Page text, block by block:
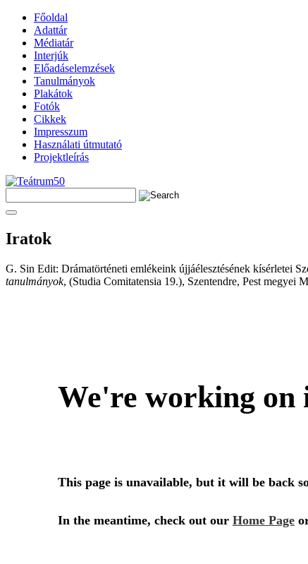
Főoldal
Adattár
Médiatár
Interjúk
Előadáselemzések
Tanulmányok
Plakátok
Fotók
Cikkek
Impresszum
Használati útmutató
Projektleírás
Iratok
G. Sin Edit: Drámatörténeti emlékeink újjáélesztésének kísérletei
tanulmányok, (Studia Comitatensia 19.), Szentendre, Pest megyei